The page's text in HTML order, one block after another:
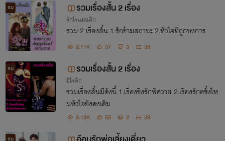
จบ รวมเรื่องสั้น 2 เรื่อง
รักโรแมนติก
รวม 2 เรื่องสั้น 1.รักข้ามสถานะ 2.หัวใจที่ถูกบงการ
2.11K 37 3 38
จบ รวมเรื่องสั้น 2 เรื่อง
อีโรติก
รวมเรื่องสั้นมีดังนี้ 1.เรื่องชิงรักพิศวาส 2.เรื่องรักครั้งให
ม่หัวใจยังคงเดิม
3.13K 58 2 39
จบ